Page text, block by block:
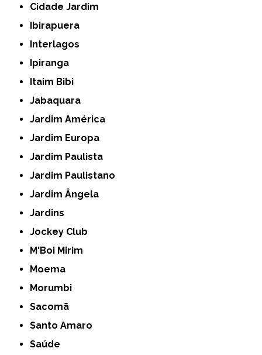
Cidade Jardim
Ibirapuera
Interlagos
Ipiranga
Itaim Bibi
Jabaquara
Jardim América
Jardim Europa
Jardim Paulista
Jardim Paulistano
Jardim Ângela
Jardins
Jockey Club
M'Boi Mirim
Moema
Morumbi
Sacomã
Santo Amaro
Saúde